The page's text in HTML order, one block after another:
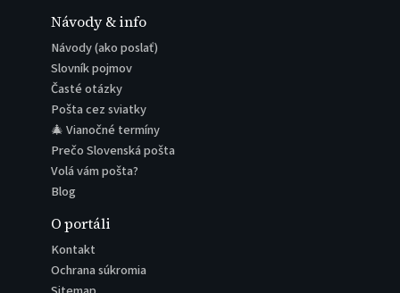
Návody & info
Návody (ako poslať)
Slovník pojmov
Časté otázky
Pošta cez sviatky
🎄 Vianočné termíny
Prečo Slovenská pošta
Volá vám pošta?
Blog
O portáli
Kontakt
Ochrana súkromia